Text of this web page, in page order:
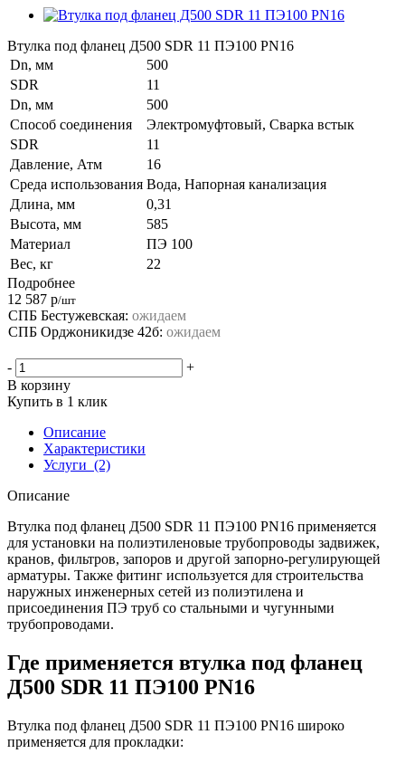
Втулка под фланец Д500 SDR 11 ПЭ100 PN16
Dn, мм
500
SDR
11
Dn, мм
500
Способ соединения
Электромуфтовый, Сварка встык
SDR
11
Давление, Атм
16
Среда использования Вода, Напорная канализация
Длина, мм
0,31
Высота, мм
585
Материал
ПЭ 100
Вес, кг
22
Подробнее
12 587 р/шт
СПБ Бестужевская: ожидаем
СПБ Орджоникидзе 42б: ожидаем
-
+
В корзину
Купить в 1 клик
Описание
Характеристики
Услуги (2)
Описание
Втулка под фланец Д500 SDR 11 ПЭ100 PN16 применяется
для установки на полиэтиленовые трубопроводы задвижек,
кранов, фильтров, запоров и другой запорно-регулирующей
арматуры. Также фитинг используется для строительства
наружных инженерных сетей из полиэтилена и
присоединения ПЭ труб со стальными и чугунными
трубопроводами.
Где применяется втулка под фланец
Д500 SDR 11 ПЭ100 PN16
Втулка под фланец Д500 SDR 11 ПЭ100 PN16 широко
применяется для прокладки: